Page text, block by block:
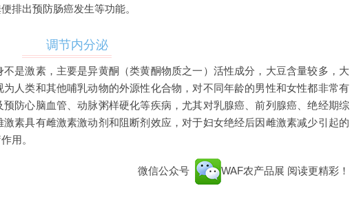
排出预防肠癌发生等功能。
调节内分泌
是激素，主要是异黄酮（类黄酮物质之一）活性成分，大豆含量较多，大
人类和其他哺乳动物的外源性化合物，对不同年龄的男性和女性都非常有
防心脑血管、动脉粥样硬化等疾病，尤其对乳腺癌、前列腺癌、绝经期综
素具有雌激素激动剂和阻断剂效应，对于妇女绝经后因雌激素减少引起的
用。
微信公众号 WAF农产品展 阅读更精彩！